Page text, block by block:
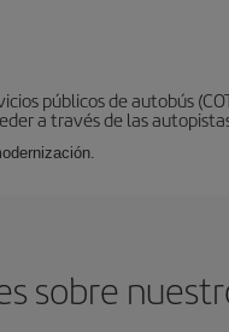
públicos de autobús
a través de las
sobre